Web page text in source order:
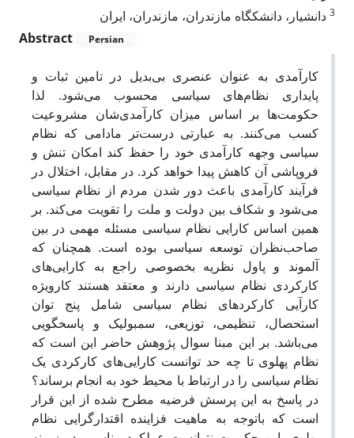
3 دانشیار، دانشکگاه مازندران، مازندران، ایران
Abstract
Persian
کارآمدی به عنوان عنصری بی‌بدیل در تامین ثبات و
پایداری نظام‌های سیاسی محسوب می‌شود. لذا
حکومت‌ها بر اساس میزان کارآمدی‌شان مشروعیت
کسب می‌کنند. به عبارتی درست‌تر مادامی که نظام
سیاسی وجهه کارآمدی خود را حفظ کند امکان تنش و
فروپاشی آن کاهش پیدا خواهد کرد. در مقابل، اختلال در
فرآیند کارآمدی باعث دور شدن مردم از نظام سیاسی
می‌شود و شکاف بین دولت و ملت را تقویت می‌کند. بر
همین اساس کارایی نظام سیاسی مسئله مهمی در بین
صاحب‌نظران توسعه سیاسی بوده است. همچنان که
آلموند و پاول نظریه بخصوصی راجع به کارایی‌های
کارکردی نظام سیاسی دارند و معتقد هستند کارویژه
کارآیی کارکرد‌های نظام سیاسی شامل پنج توان
استحصال، تنظیمی، توزیعی، سمبولیک و پاسخگویی
می‌باشد. بر این مبنا سوال پژوهش حاضر این است که
نظام پهلوی تا چه حد توانست کارایی‌های کارکردی یک
نظام سیاسی را در ارتباط با محیط خود به انجام برساند؟
در پاسخ به این پرسش فرضیه مطرح شده از این قرار
است که باتوجه به ماهیت فزاینده اقتدارگرایی نظام